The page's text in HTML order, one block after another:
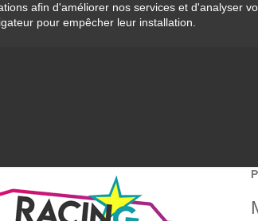
afin d'améliorer nos services et d'analyser
pour empêcher leur installation.